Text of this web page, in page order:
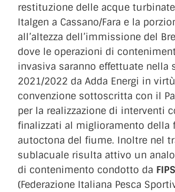
restituzione delle acque
Italgen a Cassano/Fara e la
all’altezza dell’immissione del
dove le operazioni di
invasiva saranno effettuate nella
2021/2022 da Adda Energi in
convenzione sottoscritta con il
per la realizzazione di interventi
finalizzati al miglioramento della
autoctona del fiume. Inoltre nel
sublacuale risulta attivo un
di contenimento condotto da
(Federazione Italiana Pesca